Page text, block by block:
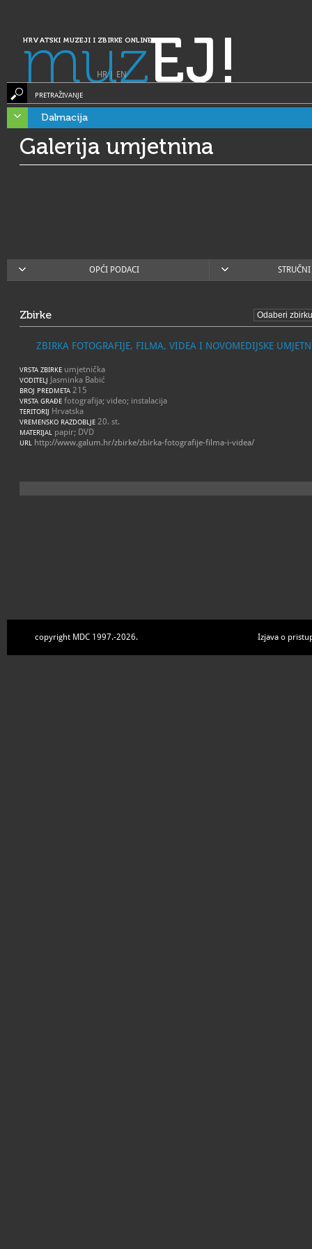
HRVATSKI MUZEJI I ZBIRKE ONLINE
muzEJ!
HR| EN
PRETRAŽIVANJE
Dalmacija
Galerija umjetnina
OPĆI PODACI
Zbirke
ZBIRKA FOTOGRAFIJE, FILMA, VIDEA I NOVOMEDIJSKE
VRSTA ZBIRKE umjetnička
VODITELJ Jasminka Babić
BROJ PREDMETA 215
VRSTA GRAĐE fotografija; video; instalacija
TERITORIJ Hrvatska
VREMENSKO RAZDOBLJE 20. st.
MATERIJAL papir; DVD
URL http://www.galum.hr/zbirke/zbirka-fotografije-filma-i-videa/
copyright MDC 1997.-2026. Izjava o